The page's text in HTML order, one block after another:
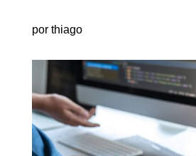
por thiago